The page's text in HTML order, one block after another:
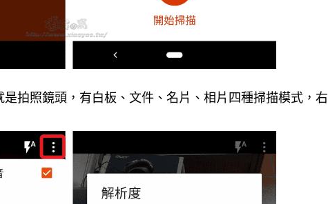
拍照鏡頭，有白板、文件、名片、相片四種掃描模式，右